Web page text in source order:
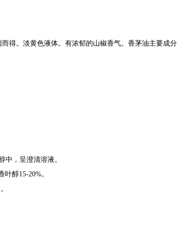
得。淡黄色液体。有浓郁的山椒香气。 香茅油主要成
中，呈澄清溶液。
醇15-20%。